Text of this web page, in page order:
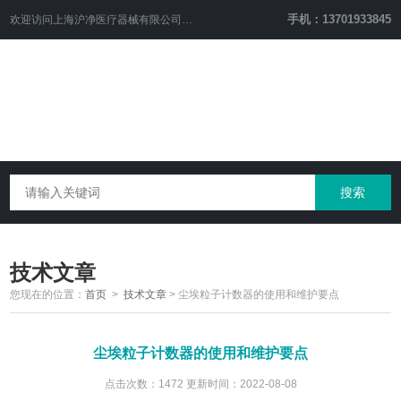
欢迎访问上海沪净医疗器械有限公司网站！ 手机：13701933845
技术文章
您现在的位置：首页 >技术文章 >尘埃粒子计数器的使用和维护要点
尘埃粒子计数器的使用和维护要点
点击次数：1472 更新时间：2022-08-08